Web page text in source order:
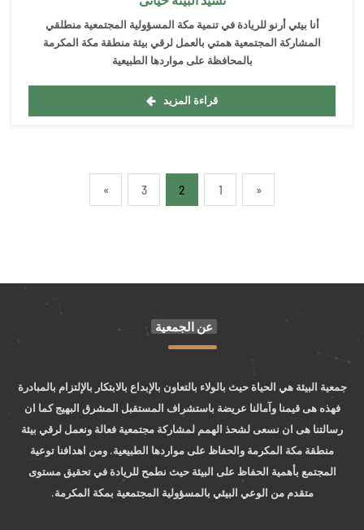
أنا بيئي أرنو للريادة في تنمية مكة المسؤولية المجتمعية منطلقي
المشاركة المجتمعية همتي بالعمل لرقي بيئة منطقة مكة المكرمة
بالمحافظة على مواردها الطبيعية
قراءة المزيد
«
1
2
3
»
عن الجمعية
جمعية البيئة هي الحياة حيث بالولاء بالتعاون بالإبداع بالابتكار بالإلتزام بالمبادرة
فهذه هى قيمنا وآمالنا عريضة باستشراف المستقبل المشرق البهيج كما ان
رسالتنا هى ان نسعى لشحذ الهمم لمشاركة مجتمعية فعالة ونعمل لرقي بيئة
منطقة مكة المكرمة والحفاظ على مواردها الطبيعية. ومن اهدافنا توعية
المجتمع بأهمية الحفاظ على البيئة حيث نطمح للريادة في تحقيق مستوى
متقدم من الوعي البيئي بالمسؤولية المجتمعية بمكة المكرمة.